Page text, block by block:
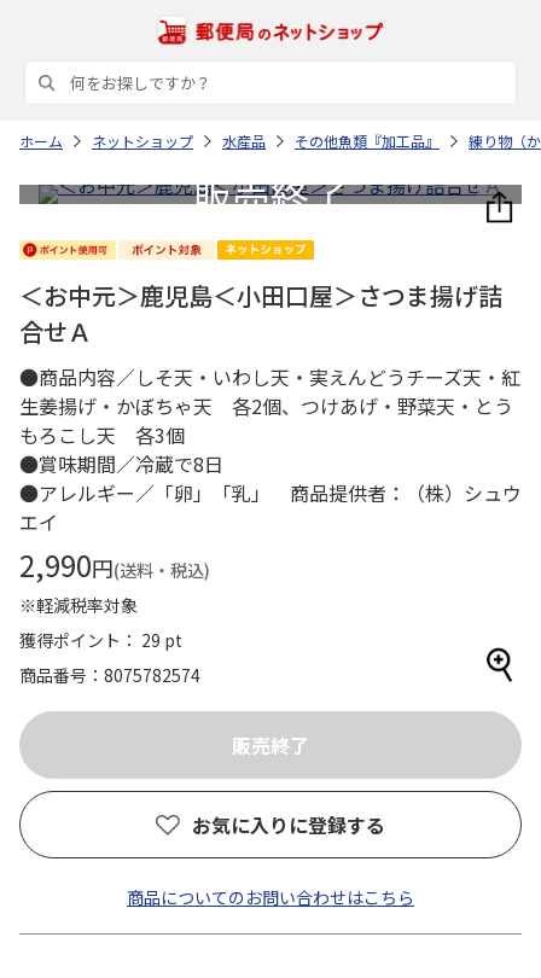
ホーム ネットショップ 水産品 その他魚類『加工品』 練り物（
＜お中元＞鹿児島＜小田口屋＞さつま揚げ詰
合せＡ
●商品内容／しそ天・いわし天・実えんどうチーズ天・紅
生姜揚げ・かぼちゃ天 各2個、つけあげ・野菜天・とう
もろこし天 各3個
●賞味期間／冷蔵で8日
●アレルギー／「卵」「乳」 商品提供者：（株）シュウ
エイ
2,990円(送料・税込)
※軽減税率対象
獲得ポイント： 29 pt
商品番号
8075782574
お気に入りに登録する
商品についてのお問い合わせはこちら